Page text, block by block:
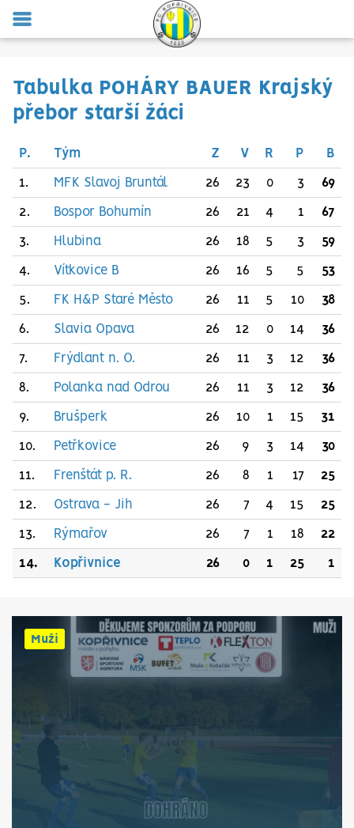
Tabulka POHÁRY BAUER Krajský
přebor starší žáci
P. Tým Z V R P B
1. MFK Slavoj Bruntál 26 23 0 3 69
2. Bospor Bohumín 26 21 4 1 67
3. Hlubina 26 18 5 3 59
4. Vítkovice B 26 16 5 5 53
5. FK H&P Staré Město 26 11 5 10 38
6. Slavia Opava 26 12 0 14 36
7. Frýdlant n. O. 26 11 3 12 36
8. Polanka nad Odrou 26 11 3 12 36
9. Brušperk 26 10 1 15 31
10. Petřkovice 26 9 3 14 30
11. Frenštát p. R. 26 8 1 17 25
12. Ostrava - Jih 26 7 4 15 25
13. Rýmařov 26 7 1 18 22
14. Kopřivnice 26 0 1 25 1
Muži